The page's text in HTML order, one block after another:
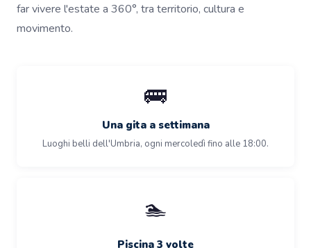
far vivere l'estate a 360°, tra territorio, cultura e
movimento.
🚌
Una gita a settimana
Luoghi belli dell'Umbria, ogni mercoledì fino alle 18:00.
🏊
Piscina 3 volte